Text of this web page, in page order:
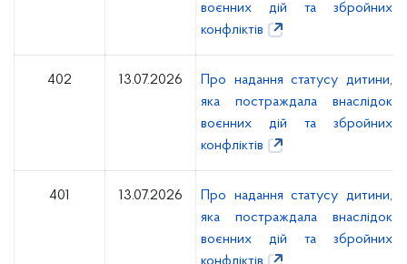
воєнних дій та збройних
конфліктів
402 13.07.2026
Про надання статусу дитини,
яка постраждала внаслідок
воєнних дій та збройних
конфліктів
401 13.07.2026
Про надання статусу дитини,
яка постраждала внаслідок
воєнних дій та збройних